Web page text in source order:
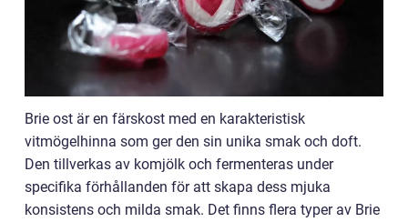
Brie ost är en färskost med en karakteristisk
vitmögelhinna som ger den sin unika smak och doft.
Den tillverkas av komjölk och fermenteras under
specifika förhållanden för att skapa dess mjuka
konsistens och milda smak. Det finns flera typer av Brie